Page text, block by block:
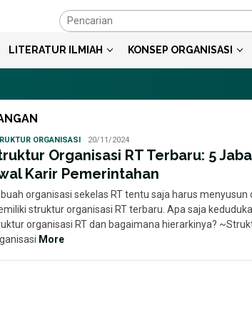
LITERATUR ILMIAH KONSEP ORGANISASI
ORGANISASIAyu20/11/2024
Organisasi RT Terbaru: 5
Karir Pemerintahan
organisasi sekelas RT tentu saja harus menyusun
struktur organisasi RT terbaru. Apa saja
organisasi RT dan bagaimana hierarkinya?
More